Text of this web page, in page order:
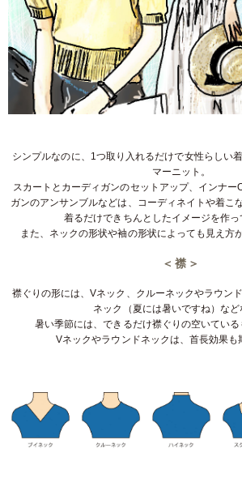
シンプルなのに、1つ取り入れるだけで女性らしい
マーニット。
スカートとカーディガンのセットアップ、インナー
ガンのアンサンブルなどは、コーディネイトや着こ
着るだけできちんとしたイメージを作っ
また、ネックの形状や袖の形状によっても見え方
＜襟＞
襟ぐりの形には、Vネック、クルーネックやラウン
ネック（夏には暑いですね）など
暑い季節には、できるだけ襟ぐりの空いている
Vネックやラウンドネックは、首長効果も